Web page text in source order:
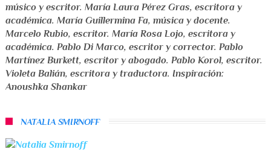
músico y escritor. María Laura Pérez Gras, escritora y
académica. María Guillermina Fa, música y docente.
Marcelo Rubio, escritor. María Rosa Lojo, escritora y
académica. Pablo Di Marco, escritor y corrector. Pablo
Martínez Burkett, escritor y abogado. Pablo Korol, escritor.
Violeta Balián, escritora y traductora. Inspiración:
Anoushka Shankar
NATALIA SMIRNOFF